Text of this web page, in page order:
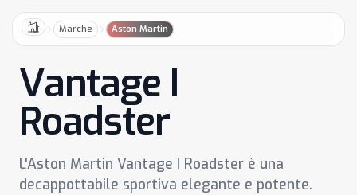
HomeMarche Aston Martin
Vantage I
Roadster
L'Aston Martin Vantage I Roadster è una
decappottabile sportiva elegante e potente.